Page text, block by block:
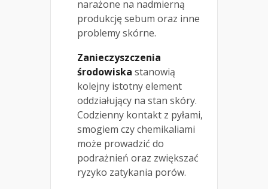
narażone na nadmierną
produkcję sebum oraz inne
problemy skórne.
Zanieczyszczenia
środowiska stanowią
kolejny istotny element
oddziałujący na stan skóry.
Codzienny kontakt z pyłami,
smogiem czy chemikaliami
może prowadzić do
podrażnień oraz zwiększać
ryzyko zatykania porów.